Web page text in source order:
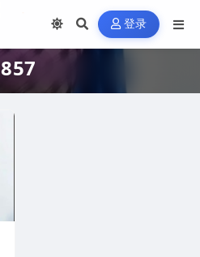
登录
857